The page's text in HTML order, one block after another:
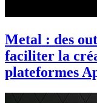
Metal : des
faciliter la
plateformes